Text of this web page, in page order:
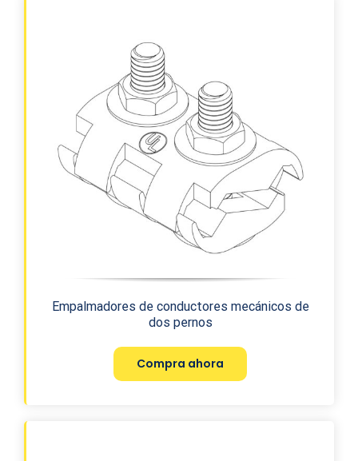
Empalmadores de conductores mecánicos de
dos pernos
Compra ahora